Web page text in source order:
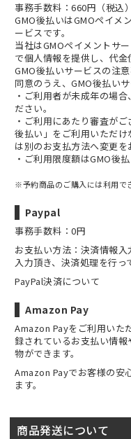
事務手数料：660円（税込）
GMO後払いはGMOペイメ
ービスです。
当社はGMOペイメントサ
で個人情報を提供し、代金
GMO後払いサービスの注
同意のうえ、GMO後払い
・ご利用者が未成年の場
ださい。
・ご利用にあたり審査が
後払い」をご利用いただ
は別のお支払方法へ変更を
・ご利用限度額はGMO後
※予約商品のご購入には利用で
Paypal
事務手数料：0円
お支払い方法：決済情報
入力頂き、決済処理を行っ
PayPal決済について
Amazon Pay
Amazon Payをご利用いた
録されているお支払い情
物ができます。
Amazon Payでお客様の安
ます。
商品発送について